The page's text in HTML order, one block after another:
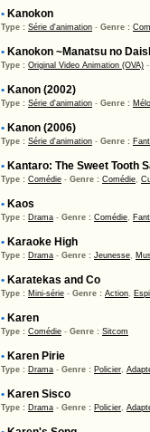
• Kanokon
Type : Série d'animation - Genre :
• Kanokon ~Manatsu no
Type : Original Video Animation (OVA) -
• Kanon (2002)
Type : Série d'animation - Genre : Mélo
• Kanon (2006)
Type : Série d'animation - Genre :
• Kantaro: The Sweet Tooth
Type : Comédie - Genre : Comédie,
• Kaos
Type : Drama - Genre : Comédie,
• Karaoke High
Type : Drama - Genre : Jeunesse,
• Karatekas and Co
Type : Mini-série - Genre : Action,
• Karen
Type : Comédie - Genre : Sitcom
• Karen Pirie
Type : Drama - Genre : Policier,
• Karen Sisco
Type : Drama - Genre : Policier,